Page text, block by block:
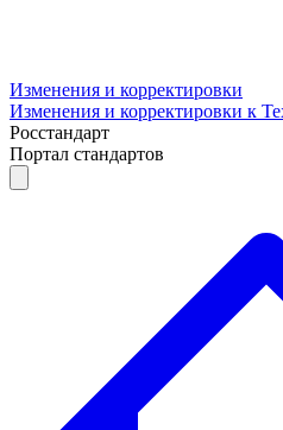
Изменения и корректировки
Изменения и корректировки к
Росстандарт
Портал стандартов